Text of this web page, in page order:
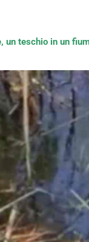
un teschio in un